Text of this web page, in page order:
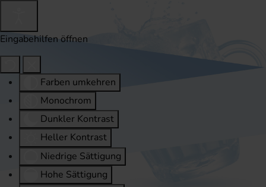
Eingabehilfen öffnen
Farben umkehren
Monochrom
Dunkler Kontrast
Heller Kontrast
Niedrige Sättigung
Hohe Sättigung